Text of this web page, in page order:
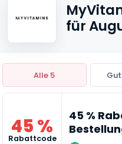
für
Alle 5
45 %
Rabattcode
45 %